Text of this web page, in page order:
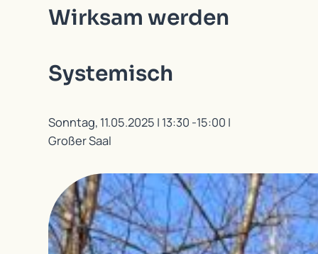
Wirksam werden
Systemisch
Sonntag, 11.05.2025 | 13:30 -15:00 |
Großer Saal